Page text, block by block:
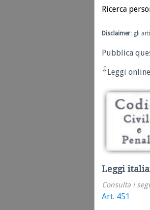
Ricerca
Disclaimer: gli
Pubblica
Leggi
Leggi
Consulta i
Art. 451